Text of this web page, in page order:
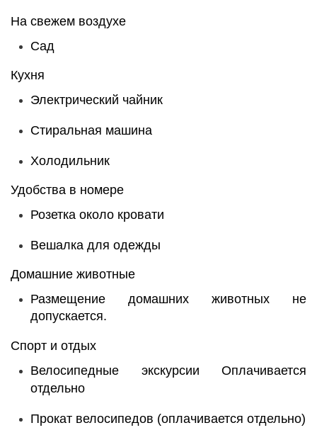
На свежем воздухе
Сад
Кухня
Электрический чайник
Стиральная машина
Холодильник
Удобства в номере
Розетка около кровати
Вешалка для одежды
Домашние животные
Размещение домашних животных не
допускается.
Спорт и отдых
Велосипедные экскурсии Оплачивается
отдельно
Прокат велосипедов (оплачивается отдельно)